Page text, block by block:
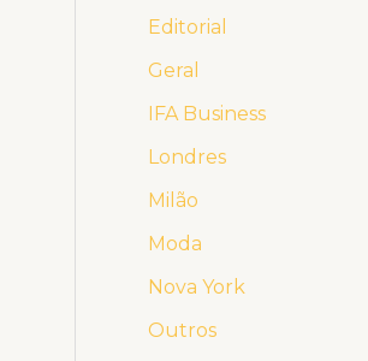
Editorial
Geral
IFA Business
Londres
Milão
Moda
Nova York
Outros